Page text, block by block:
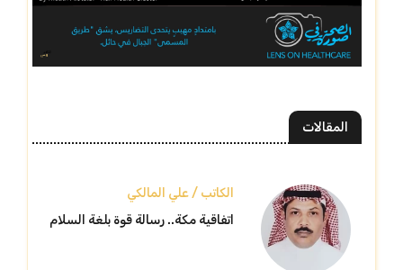
المقالات
الكاتب / علي المالكي
اتفاقية مكة.. رسالة قوة بلغة السلام